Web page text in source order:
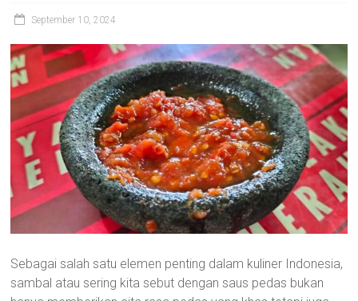
September 10, 2024
Sebagai salah satu elemen penting dalam kuliner Indonesia,
sambal atau sering kita sebut dengan saus pedas bukan